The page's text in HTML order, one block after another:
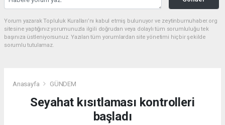
Yorum yazarak Topluluk Kuralları’nı kabul etmiş bulunuyor ve zeytinburnuhaber.org
sitesine yaptığınız yorumunuzla ilgili doğrudan veya dolaylı tüm sorumluluğu tek
başınıza üstleniyorsunuz. Yazılan tüm yorumlardan site yönetimi hiçbir şekilde
sorumlu tutulamaz.
Anasayfa GÜNDEM
Seyahat kısıtlaması kontrolleri
başladı